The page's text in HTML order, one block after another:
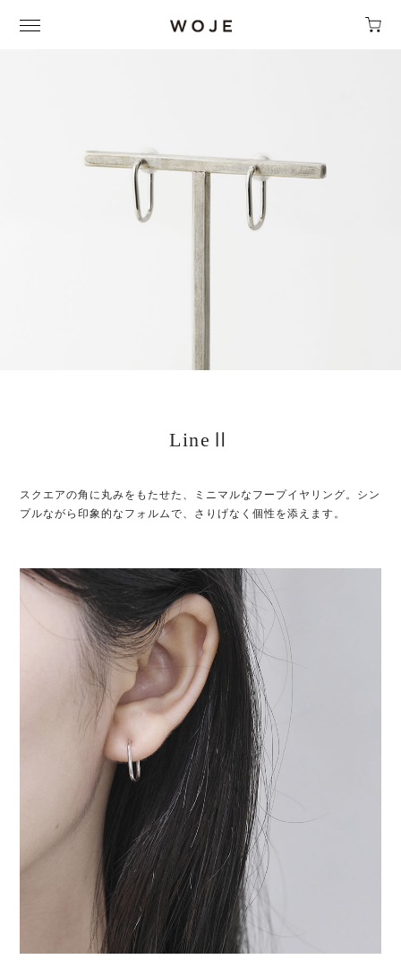
LineⅡ
スクエアの角に丸みをもたせた、 ミニマルなフープイヤリング。
シン
プルながら印象的なフォルムで、 さりげなく個性を添えます。